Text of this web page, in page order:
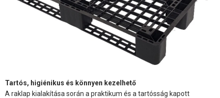
Tartós, higiénikus és könnyen kezelhető
A raklap kialakítása során a praktikum és a tartósság kapott